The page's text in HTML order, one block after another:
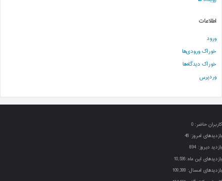
اطلاعات
ورود
خوراک ورودی‌ها
خوراک دیدگاه‌ها
وردپرس
کاربران حاضر: 0
بازدیدهای امروز: 46
بازدید دیروز: 894
بازدیدهای این ماه:10,536
بازدیدهای امسال: 109,399